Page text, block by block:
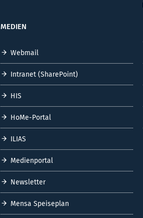
MEDIEN
Webmail
Intranet (SharePoint)
HIS
HoMe-Portal
ILIAS
Medienportal
Newsletter
Mensa Speiseplan